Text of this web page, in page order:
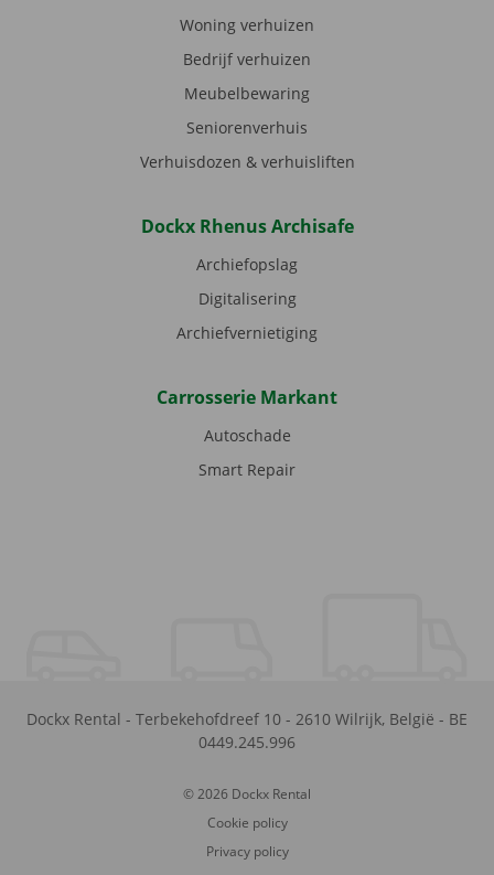
Woning verhuizen
Bedrijf verhuizen
Meubelbewaring
Seniorenverhuis
Verhuisdozen & verhuisliften
Dockx Rhenus Archisafe
Archiefopslag
Digitalisering
Archiefvernietiging
Carrosserie Markant
Autoschade
Smart Repair
Dockx Rental - Terbekehofdreef 10 - 2610 Wilrijk, België - BE
0449.245.996
© 2026 Dockx Rental
Cookie policy
Privacy policy